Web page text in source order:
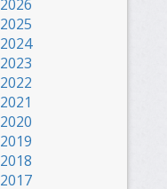
2026
2025
2024
2023
2022
2021
2020
2019
2018
2017